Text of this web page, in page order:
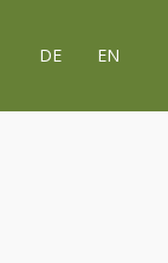
DE EN